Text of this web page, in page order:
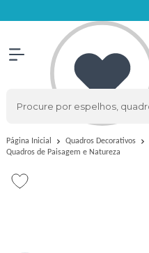
Página Inicial Quadros Decorativos
Quadros de Paisagem e Natureza